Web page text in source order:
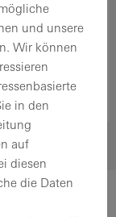
und unsere
Wir können
in den
auf
diesen
die Daten